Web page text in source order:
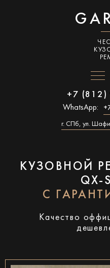
+7 (812)
WhatsApp:
г. СПб, ул.
КУЗОВНОЙ
QX-
С
Качество